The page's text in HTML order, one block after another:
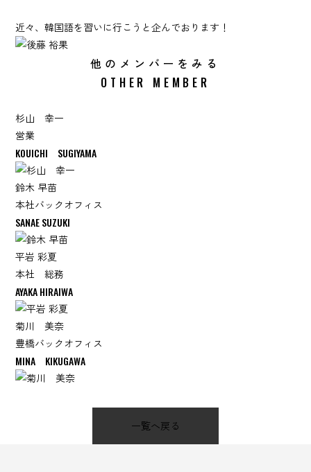
近々、韓国語を習いに行こうと企んでおります！
他のメンバーをみる
OTHER MEMBER
杉山 幸一
営業
KOUICHI SUGIYAMA
鈴木 早苗
本社バックオフィス
SANAE SUZUKI
平岩 彩夏
本社 総務
AYAKA HIRAIWA
菊川 美奈
豊橋バックオフィス
MINA KIKUGAWA
一覧へ戻る